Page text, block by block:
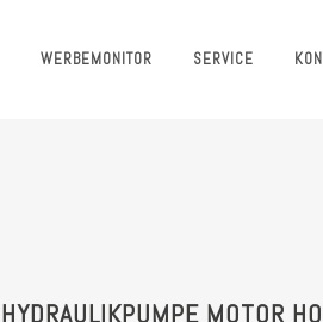
WERBEMONITOR SERVICE
HYDRAULIKPUMPE MOTOR